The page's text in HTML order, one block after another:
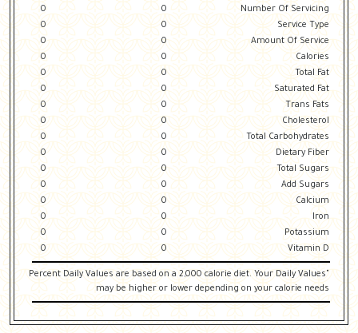
Number Of Servicing
0
0
Service Type
0
0
Amount Of Service
0
0
Calories
0
0
Total Fat
0
0
Saturated Fat
0
0
Trans Fats
0
0
Cholesterol
0
0
Total Carbohydrates
0
0
Dietary Fiber
0
0
Total Sugars
0
0
Add Sugars
0
0
Calcium
0
0
Iron
0
0
Potassium
0
0
Vitamin D
0
0
"Percent Daily Values are based on a 2,000 calorie diet. Your Daily Values
may be higher or lower depending on your calorie needs